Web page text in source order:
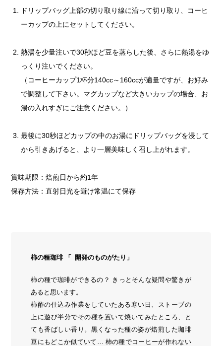
ドリップバッグ上部の切り取り線に沿って切り取り、コーヒ
ーカップの上にセットしてください。
熱湯を少量注いで30秒ほど豆を蒸らした後、さらに熱湯をゆ
っくり注いでください。
（コーヒーカップ1杯分140cc～160ccが適量ですが、お好み
で調整して下さい。マグカップなど大きいカップの場合、お
湯の入れすぎにご注意ください。）
最後に30秒ほどカップの中のお湯にドリップバッグを浸して
から引きあげると、より一層美味しく召し上がれます。
賞味期限：焙煎日から約1年
保存方法：直射日光を避け常温にて保存
柿の種珈琲 「 開発のものがたり」
柿の種で珈琲ができるの？ きっとそんな疑問や驚きが
あると思います。
柿酢の仕込み作業をしていたある寒い日、ストーブの
上に遊び半分でその種を置いて焼いてみたところ、と
ても香ばしい香り。黒くなった種の姿が焙煎した珈琲
豆にもどこか似ていて… 柿の種でコーヒーが作れない